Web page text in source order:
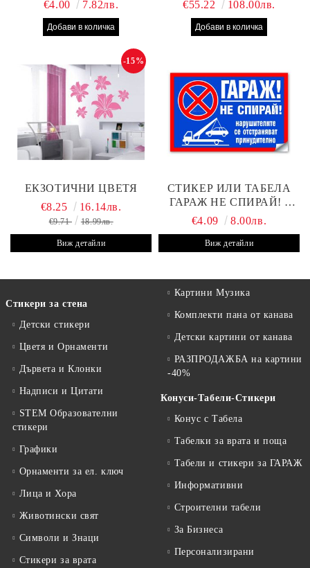
€4.00
7.82лв. €55.22 108.00лв.
ЕКЗОТИЧНИ ЦВЕТЯ
-15%
€8.25 16.14лв.
€9.71 18.99лв.
Виж детайли
СТИКЕР ИЛИ ТАБЕЛА
ГАРАЖ НЕ СПИРАЙ! -
30Х19 СМ
€4.09 8.00лв.
Виж детайли
Стикери за стена
Детски стикери
Цветя и Орнаменти
Дървета и Клонки
Надписи и Цитати
STEM Образователни
стикери
Графики
Орнаменти за ел. ключ
Лица и Хора
Животински свят
Символи и Знаци
Стикери за врата
Картини Музика
Комплекти пана от канава
Детски картини от канава
РАЗПРОДАЖБА на картини
-40%
Конуси-Табели-Стикери
Конус с Табела
Табелки за врата и поща
Табели и стикери за ГАРАЖ
Информативни
Строителни табели
За Бизнеса
Персонализирани